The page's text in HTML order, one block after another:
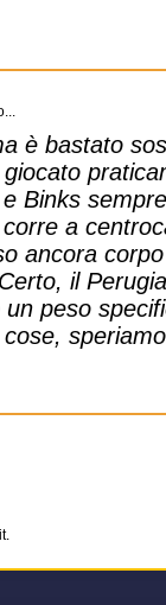
è bastato
Binks
a
ancora
il
peso